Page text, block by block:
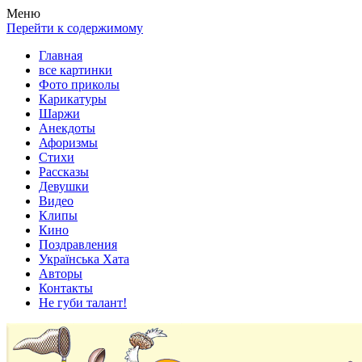
Весела хата — прикольные картинки, смешные истории, клипы!
Покажем всем ваши фото приколы, карикатуры, шаржи, стихи,
Меню
Перейти к содержимому
Главная
все картинки
Фото приколы
Карикатуры
Шаржи
Анекдоты
Афоризмы
Стихи
Рассказы
Девушки
Видео
Клипы
Кино
Поздравления
Українська Хата
Авторы
Контакты
Не губи талант!